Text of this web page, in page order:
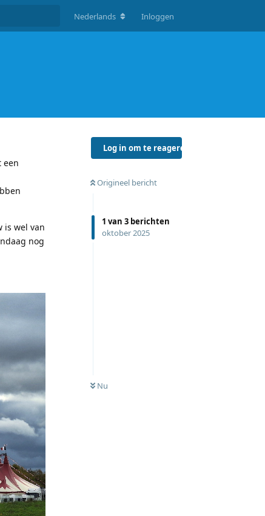
Nederlands Inloggen
Log in om te reageren
Origineel bericht
1 van 3 berichten
oktober 2025
Nu
een
is wel van
nog